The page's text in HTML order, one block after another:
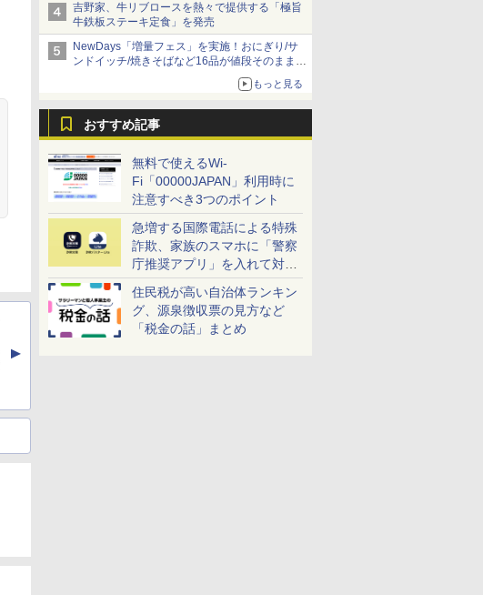
吉野家、牛リブロースを熱々で提供する「極旨
牛鉄板ステーキ定食」を発売
NewDays「増量フェス」を実施！おにぎり/サ
ンドイッチ/焼きそばなど16品が値段そのままで
もっと見る
おすすめ記事
無料で使えるWi-
Fi「00000JAPAN」利用時に
注意すべき3つのポイント
急増する国際電話による特殊
詐欺、家族のスマホに「警察
庁推奨アプリ」を入れて対策
しよう！
住民税が高い自治体ランキン
グ、源泉徴収票の見方など
「税金の話」まとめ
▲